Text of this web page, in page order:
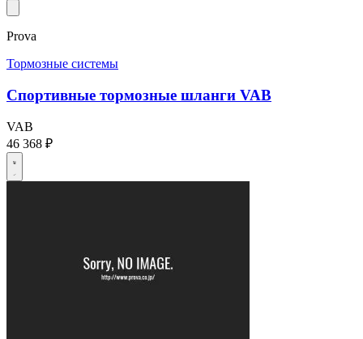
Prova
Тормозные системы
Спортивные тормозные шланги VAB
VAB
46 368 ₽